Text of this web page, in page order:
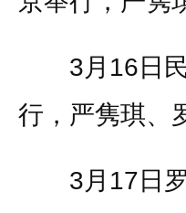
3月16日民
行，严隽琪、
3月17日罗